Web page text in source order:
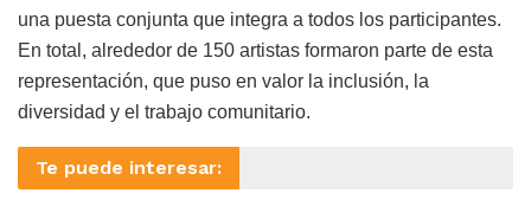
una puesta conjunta que integra a todos los participantes.
En total, alrededor de 150 artistas formaron parte de esta
representación, que puso en valor la inclusión, la
diversidad y el trabajo comunitario.
Te puede interesar: